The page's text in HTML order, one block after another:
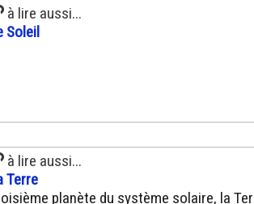
à lire aussi...
Soleil
à lire aussi...
Terre
planète du système solaire, la